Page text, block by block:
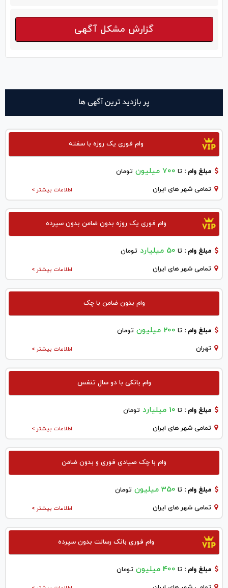
گزارش مشکل آگهی
پر بازدید ترین آگهی ها
وام فوری یک روزه با سفته
مبلغ وام : تا 700 میلیون تومان
اطلاعات بیشتر > تمامی شهر های ایران
وام فوری یک روزه بدون ضامن بدون سپرده
مبلغ وام : تا 50 میلیارد تومان
اطلاعات بیشتر > تمامی شهر های ایران
وام بدون ضامن با چک
مبلغ وام : تا 200 میلیون تومان
اطلاعات بیشتر > تهران
وام بانکی با دو سال تنفس
مبلغ وام : تا 10 میلیارد تومان
اطلاعات بیشتر > تمامی شهر های ایران
وام با چک صیادی فوری و بدون ضامن
مبلغ وام : تا 350 میلیون تومان
اطلاعات بیشتر > تمامی شهر های ایران
وام فوری بانک رسالت بدون سپرده
مبلغ وام : تا 400 میلیون تومان